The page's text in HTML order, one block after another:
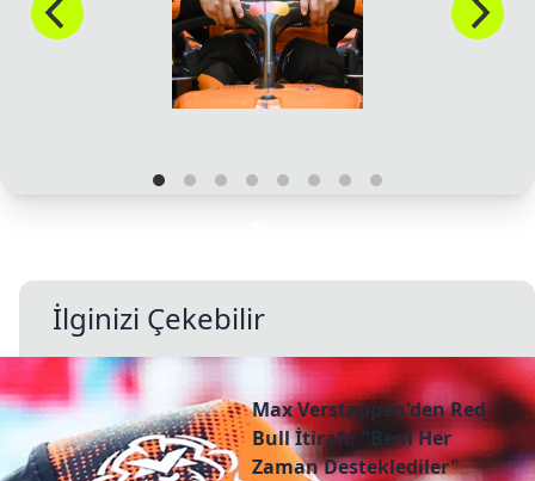
İlginizi Çekebilir
Max Verstappen'den Red
Bull İtirafı: "Beni Her
Zaman Desteklediler"